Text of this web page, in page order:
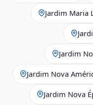
Jardim Maria
Jardim
Jardim Nova
Jardim Nova